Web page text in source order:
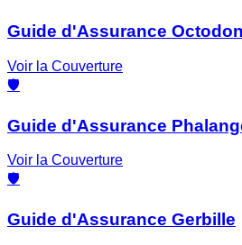
Guide d'Assurance Octodon
Voir la Couverture
🛡️
Guide d'Assurance
Voir la Couverture
🛡️
Guide d'Assurance Gerbille